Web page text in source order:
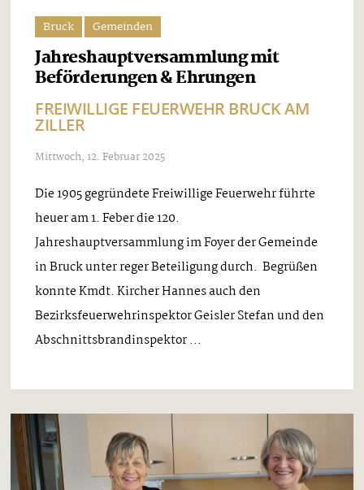
Bruck Gemeinden
Jahreshauptversammlung mit
Beförderungen & Ehrungen
FREIWILLIGE FEUERWEHR BRUCK AM
ZILLER
Mittwoch, 12. Februar 2025
Die 1905 gegründete Freiwillige Feuerwehr führte
heuer am 1. Feber die 120.
Jahreshauptversammlung im Foyer der Gemeinde
in Bruck unter reger Beteiligung durch. Begrüßen
konnte Kmdt. Kircher Hannes auch den
Bezirksfeuerwehrinspektor Geisler Stefan und den
Abschnittsbrandinspektor ...